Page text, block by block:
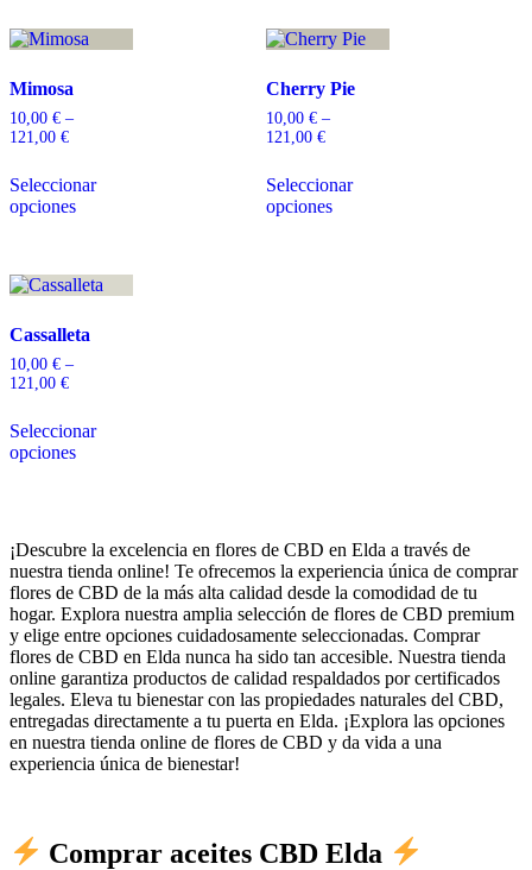
Mimosa
10,00 € –
121,00 €
Seleccionar
opciones
Cherry Pie
10,00 € –
121,00 €
Seleccionar
opciones
Cassalleta
10,00 € –
121,00 €
Seleccionar
opciones
¡Descubre la excelencia en flores de CBD en Elda a través de
nuestra tienda online! Te ofrecemos la experiencia única de comprar
flores de CBD de la más alta calidad desde la comodidad de tu
hogar. Explora nuestra amplia selección de flores de CBD premium
y elige entre opciones cuidadosamente seleccionadas. Comprar
flores de CBD en Elda nunca ha sido tan accesible. Nuestra tienda
online garantiza productos de calidad respaldados por certificados
legales. Eleva tu bienestar con las propiedades naturales del CBD,
entregadas directamente a tu puerta en Elda. ¡Explora las opciones
en nuestra tienda online de flores de CBD y da vida a una
experiencia única de bienestar!
Comprar aceites CBD Elda